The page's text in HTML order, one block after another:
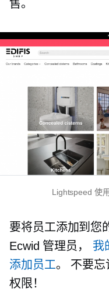
售。
Lightspeed 使
要将员工添加到您
Ecwid 管理员， 我
添加员工。 不要
权限！